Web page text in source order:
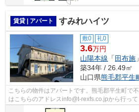
賃貸 | アパート すみれハイツ
敷0 礼0
3.6万円
山陽本線 「 田布施
築34年 / 26.49㎡
山口県熊毛郡平生
こちらの物件はアパートです。熊毛郡平生町で
はこちらのアドレスinfo@t-rexfs.co.jpから行っ
ただきましたら、お客様のご希望に...